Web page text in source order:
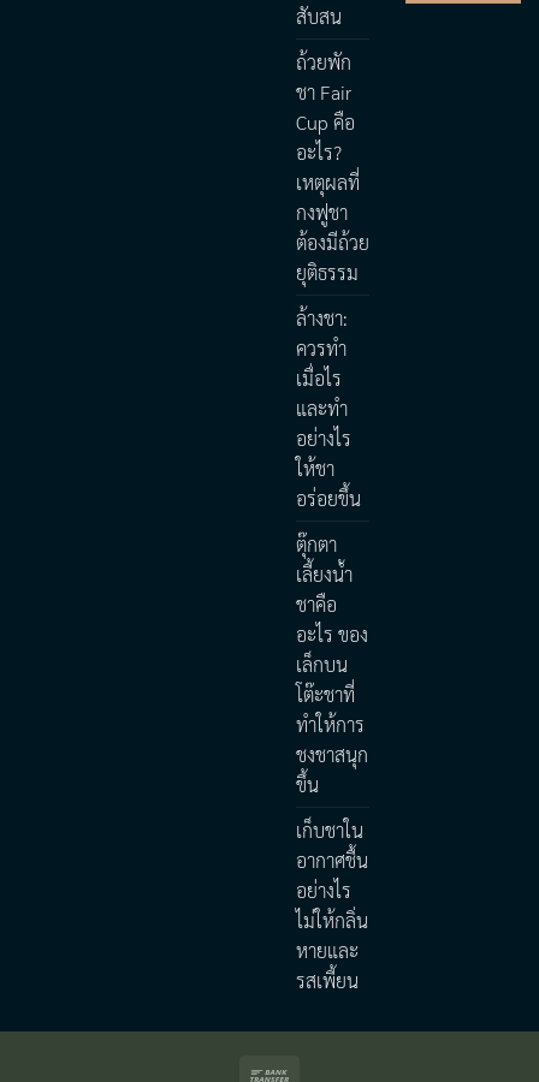
สับสน
ถ้วยพัก
ชา Fair
Cup คือ
อะไร?
เหตุผลที่
กงฟูชา
ต้องมีถ้วย
ยุติธรรม
ล้างชา:
ควรทำ
เมื่อไร
และทำ
อย่างไร
ให้ชา
อร่อยขึ้น
ตุ๊กตา
เลี้ยงน้ำ
ชาคือ
อะไร ของ
เล็กบน
โต๊ะชาที่
ทำให้การ
ชงชาสนุก
ขึ้น
เก็บชาใน
อากาศชื้น
อย่างไร
ไม่ให้กลิ่น
หายและ
รสเพี้ยน